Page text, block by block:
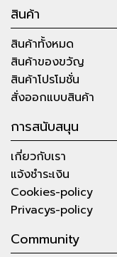
สินค้า
สินค้าทั้งหมด
สินค้าของขวัญ
สินค้าโปรโมชั่น
สั่งออกแบบสินค้า
การสนับสนุน
เกี่ยวกับเรา
แจ้งชำระเงิน
Cookies-policy
Privacys-policy
Community